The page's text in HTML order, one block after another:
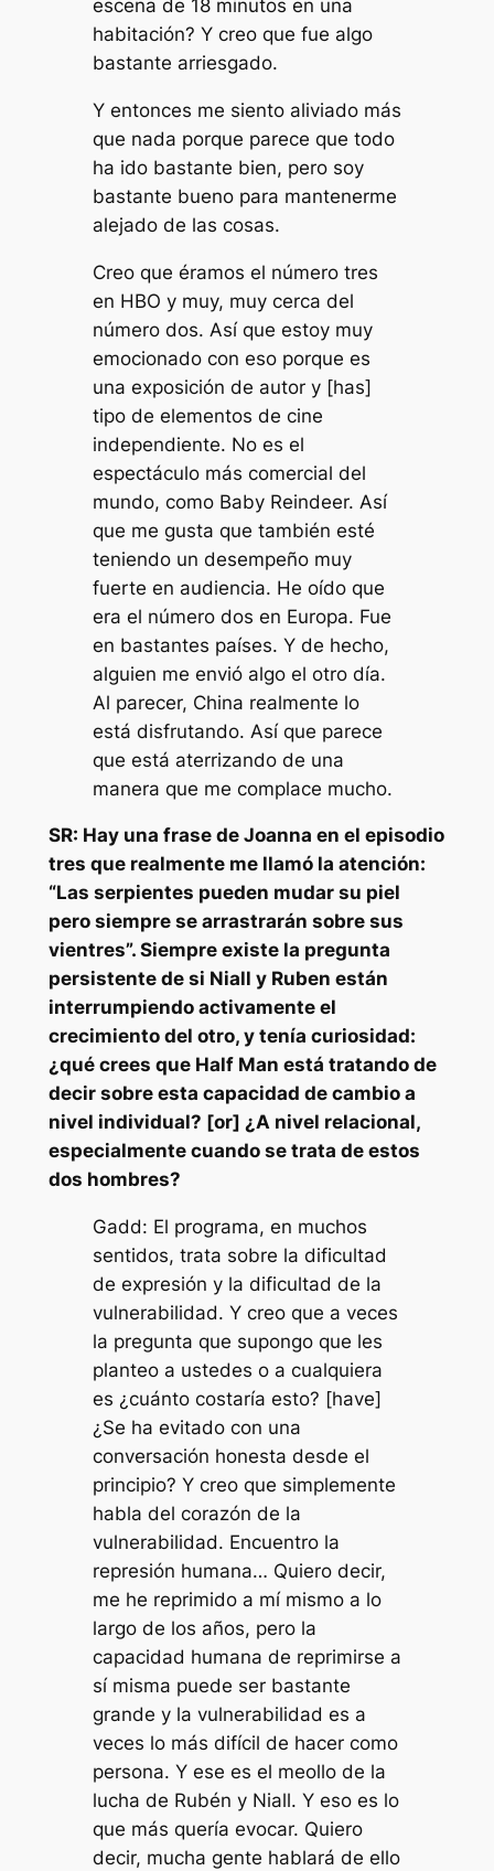
escena de 18 minutos en una
habitación? Y creo que fue algo
bastante arriesgado.
Y entonces me siento aliviado más
que nada porque parece que todo
ha ido bastante bien, pero soy
bastante bueno para mantenerme
alejado de las cosas.
Creo que éramos el número tres
en HBO y muy, muy cerca del
número dos. Así que estoy muy
emocionado con eso porque es
una exposición de autor y [has]
tipo de elementos de cine
independiente. No es el
espectáculo más comercial del
mundo, como Baby Reindeer. Así
que me gusta que también esté
teniendo un desempeño muy
fuerte en audiencia. He oído que
era el número dos en Europa. Fue
en bastantes países. Y de hecho,
alguien me envió algo el otro día.
Al parecer, China realmente lo
está disfrutando. Así que parece
que está aterrizando de una
manera que me complace mucho.
SR: Hay una frase de Joanna en el episodio
tres que realmente me llamó la atención:
“Las serpientes pueden mudar su piel
pero siempre se arrastrarán sobre sus
vientres”. Siempre existe la pregunta
persistente de si Niall y Ruben están
interrumpiendo activamente el
crecimiento del otro, y tenía curiosidad:
¿qué crees que Half Man está tratando de
decir sobre esta capacidad de cambio a
nivel individual? [or] ¿A nivel relacional,
especialmente cuando se trata de estos
dos hombres?
Gadd: El programa, en muchos
sentidos, trata sobre la dificultad
de expresión y la dificultad de la
vulnerabilidad. Y creo que a veces
la pregunta que supongo que les
planteo a ustedes o a cualquiera
es ¿cuánto costaría esto? [have]
¿Se ha evitado con una
conversación honesta desde el
principio? Y creo que simplemente
habla del corazón de la
vulnerabilidad. Encuentro la
represión humana… Quiero decir,
me he reprimido a mí mismo a lo
largo de los años, pero la
capacidad humana de reprimirse a
sí misma puede ser bastante
grande y la vulnerabilidad es a
veces lo más difícil de hacer como
persona. Y ese es el meollo de la
lucha de Rubén y Niall. Y eso es lo
que más quería evocar. Quiero
decir, mucha gente hablará de ello